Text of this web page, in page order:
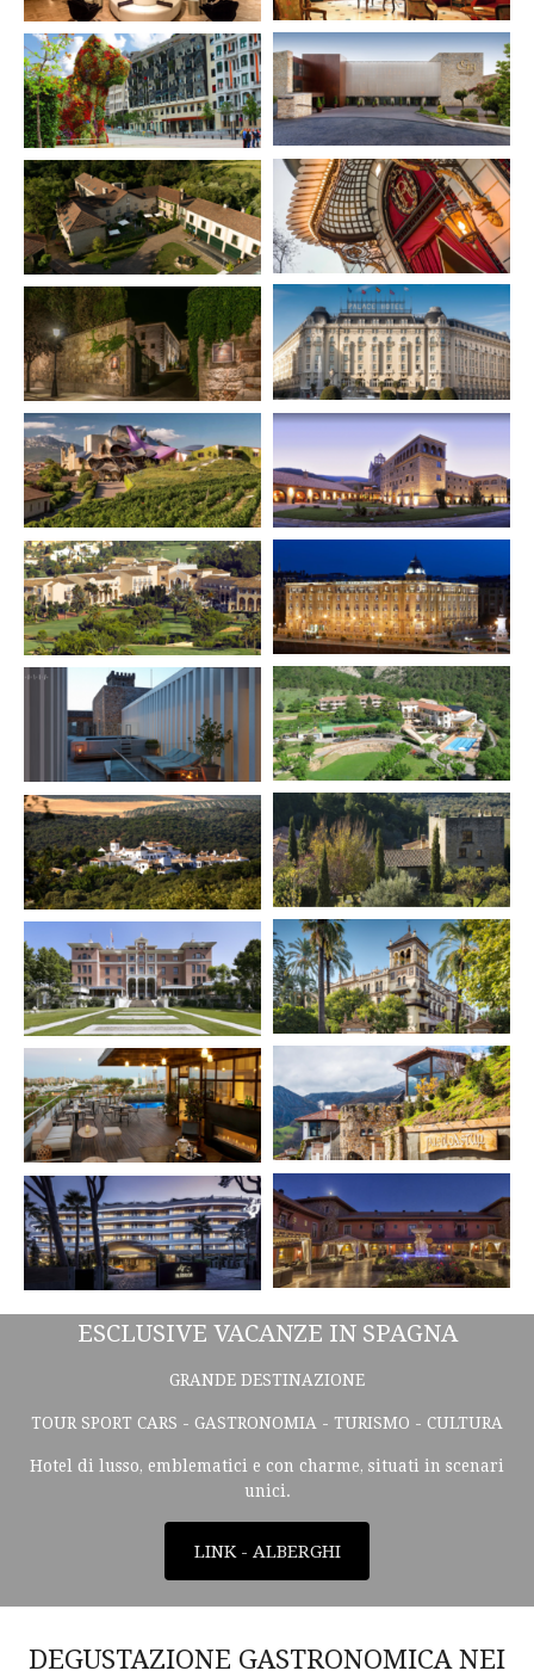
ESCLUSIVE VACANZE IN SPAGNA
GRANDE DESTINAZIONE
TOUR SPORT CARS - GASTRONOMIA - TURISMO - CULTURA
Hotel di lusso, emblematici e con charme, situati in scenari
unici.
LINK - ALBERGHI
DEGUSTAZIONE GASTRONOMICA NEI